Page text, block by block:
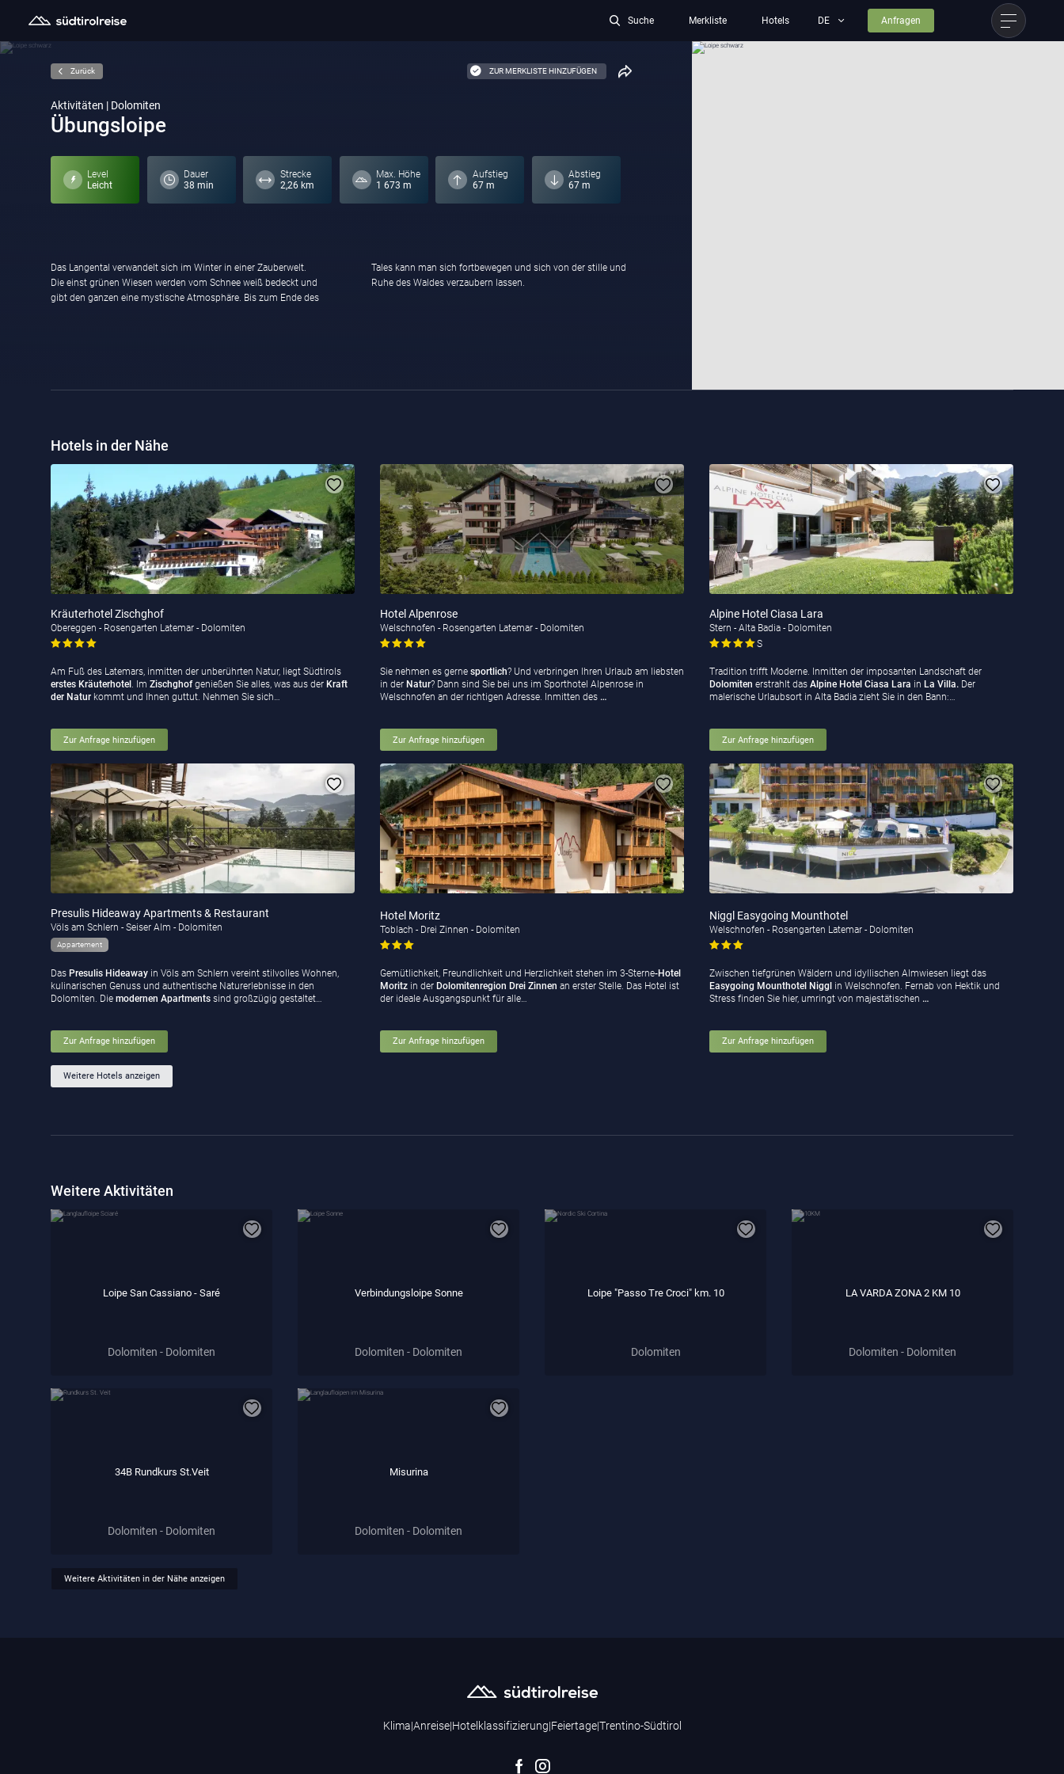
Suche Merkliste Hotels Anfragen
ZUR MERKLISTE HINZUFÜGEN
Zurück
Aktivitäten | Dolomiten
Übungsloipe
Level
Leicht
Dauer
38 min
Strecke
2,26 km
Max. Höhe
1 673 m
Aufstieg
67 m
Abstieg
67 m
Das Langental verwandelt sich im Winter in einer Zauberwelt.
Die einst grünen Wiesen werden vom Schnee weiß bedeckt und
gibt den ganzen eine mystische Atmosphäre. Bis zum Ende des
Tales kann man sich fortbewegen und sich von der stille und
Ruhe des Waldes verzaubern lassen.
Hotels in der Nähe
Kräuterhotel Zischghof
Obereggen - Rosengarten Latemar - Dolomiten
Am Fuß des Latemars, inmitten der unberührten Natur, liegt Südtirols
erstes Kräuterhotel . Im Zischghofgenießen Sie alles, was aus der Kraft
der Natur kommt und Ihnen guttut. Nehmen Sie sich…
Zur Anfrage hinzufügen
Hotel Alpenrose
Welschnofen - Rosengarten Latemar - Dolomiten
Sie nehmen es gerne sportlich? Und verbringen Ihren Urlaub am liebsten
in der Natur? Dann sind Sie bei uns im Sporthotel Alpenrose in
Welschnofen an der richtigen Adresse. Inmitten des …
Zur Anfrage hinzufügen
Alpine Hotel Ciasa Lara
Stern - Alta Badia - Dolomiten
S
Tradition trifft Moderne. Inmitten der imposanten Landschaft der
Dolomiten erstrahlt das Alpine Hotel Ciasa Lara in La Villa.Der
malerische Urlaubsort in Alta Badia zieht Sie in den Bann:…
Zur Anfrage hinzufügen
Presulis Hideaway Apartments & Restaurant
Völs am Schlern - Seiser Alm - Dolomiten
Appartement
Das Presulis Hideaway in Völs am Schlern vereint stilvolles Wohnen,
kulinarischen Genuss und authentische Naturerlebnisse in den
Dolomiten. Die modernen Apartments sind großzügig gestaltet…
Zur Anfrage hinzufügen
Hotel Moritz
Toblach - Drei Zinnen - Dolomiten
Gemütlichkeit, Freundlichkeit und Herzlichkeit stehen im 3-Sterne-Hotel
Moritzin der Dolomitenregion Drei Zinnen an erster Stelle. Das Hotel ist
der ideale Ausgangspunkt für alle…
Zur Anfrage hinzufügen
Niggl Easygoing Mounthotel
Welschnofen - Rosengarten Latemar - Dolomiten
Zwischen tiefgrünen Wäldern und idyllischen Almwiesen liegt das
Easygoing Mounthotel Niggl in Welschnofen. Fernab von Hektik und
Stress finden Sie hier, umringt von majestätischen …
Zur Anfrage hinzufügen
Weitere Hotels anzeigen
Weitere Aktivitäten
Loipe San Cassiano - Saré
Dolomiten - Dolomiten
Verbindungsloipe Sonne
Dolomiten - Dolomiten
Loipe "Passo Tre Croci" km. 10
Dolomiten
LA VARDA ZONA 2 KM 10
Dolomiten - Dolomiten
34B Rundkurs St.Veit
Dolomiten - Dolomiten
Misurina
Dolomiten - Dolomiten
Weitere Aktivitäten in der Nähe anzeigen
Klima|Anreise|Hotelklassifizierung|Feiertage|Trentino-Südtirol